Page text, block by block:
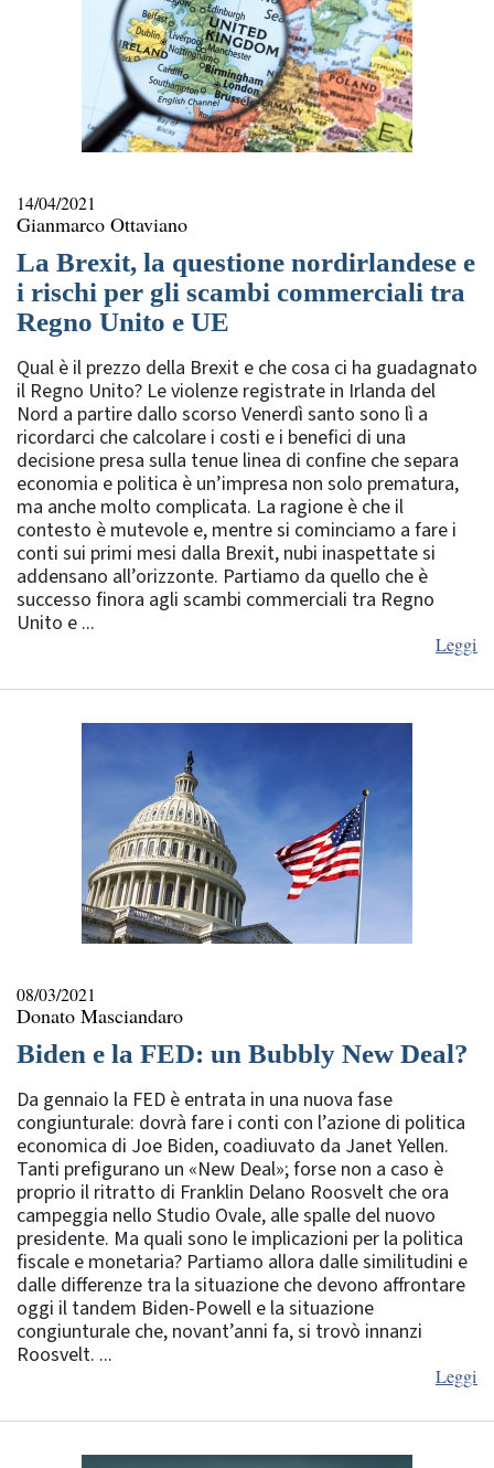
14/04/2021
Gianmarco Ottaviano
La Brexit, la questione nordirlandese e
i rischi per gli scambi commerciali tra
Regno Unito e UE
Qual è il prezzo della Brexit e che cosa ci ha guadagnato
il Regno Unito? Le violenze registrate in Irlanda del
Nord a partire dallo scorso Venerdì santo sono lì a
ricordarci che calcolare i costi e i benefici di una
decisione presa sulla tenue linea di confine che separa
economia e politica è un’impresa non solo prematura,
ma anche molto complicata. La ragione è che il
contesto è mutevole e, mentre si cominciamo a fare i
conti sui primi mesi dalla Brexit, nubi inaspettate si
addensano all’orizzonte. Partiamo da quello che è
successo finora agli scambi commerciali tra Regno
Unito e ...
Leggi
08/03/2021
Donato Masciandaro
Biden e la FED: un Bubbly New Deal?
Da gennaio la FED è entrata in una nuova fase
congiunturale: dovrà fare i conti con l’azione di politica
economica di Joe Biden, coadiuvato da Janet Yellen.
Tanti prefigurano un «New Deal»; forse non a caso è
proprio il ritratto di Franklin Delano Roosvelt che ora
campeggia nello Studio Ovale, alle spalle del nuovo
presidente. Ma quali sono le implicazioni per la politica
fiscale e monetaria? Partiamo allora dalle similitudini e
dalle differenze tra la situazione che devono affrontare
oggi il tandem Biden-Powell e la situazione
congiunturale che, novant’anni fa, si trovò innanzi
Roosvelt. ...
Leggi